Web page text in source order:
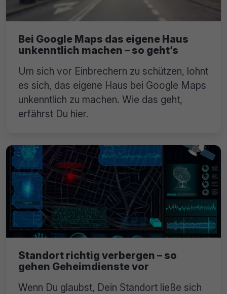
Bei Google Maps das eigene Haus
unkenntlich machen – so geht’s
Um sich vor Einbrechern zu schützen, lohnt
es sich, das eigene Haus bei Google Maps
unkenntlich zu machen. Wie das geht,
erfährst Du hier.
Standort richtig verbergen – so
gehen Geheimdienste vor
Wenn Du glaubst, Dein Standort ließe sich